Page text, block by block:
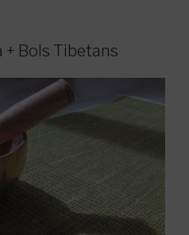
+ Bols Tibetans